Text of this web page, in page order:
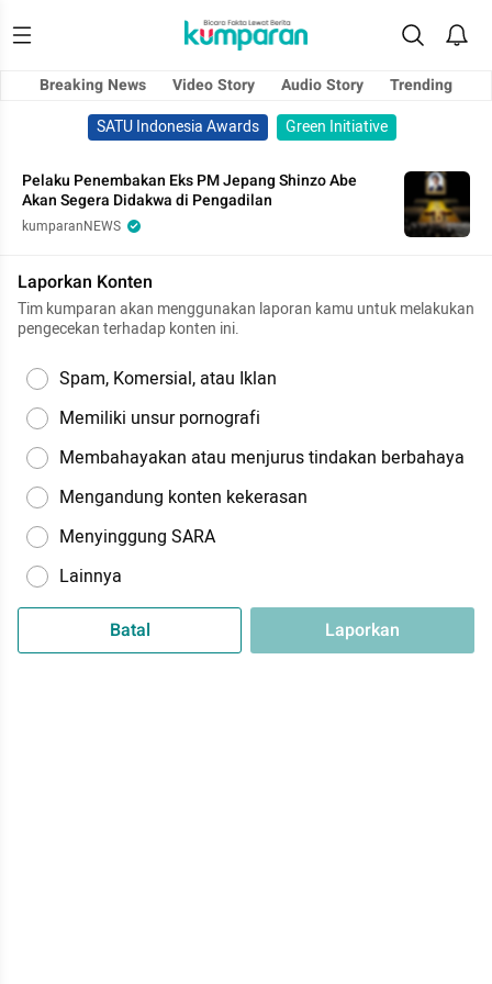
Breaking News Video Story Audio Story
Trending
SATU Indonesia Awards
Green Initiative
Pelaku Penembakan Eks PM Jepang Shinzo Abe
Akan Segera Didakwa di Pengadilan
kumparanNEWS
Laporkan Konten
Tim kumparan akan menggunakan laporan kamu untuk melakukan
pengecekan terhadap konten ini.
Spam, Komersial, atau Iklan
Memiliki unsur pornografi
Membahayakan atau menjurus tindakan berbahaya
Mengandung konten kekerasan
Menyinggung SARA
Lainnya
Batal Laporkan